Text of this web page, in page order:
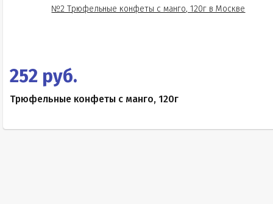
252 руб.
Трюфельные конфеты с манго, 120г